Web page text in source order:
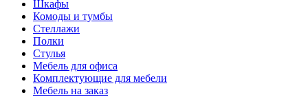
Шкафы
Комоды и тумбы
Стеллажи
Полки
Стулья
Мебель для офиса
Комплектующие для мебели
Мебель на заказ